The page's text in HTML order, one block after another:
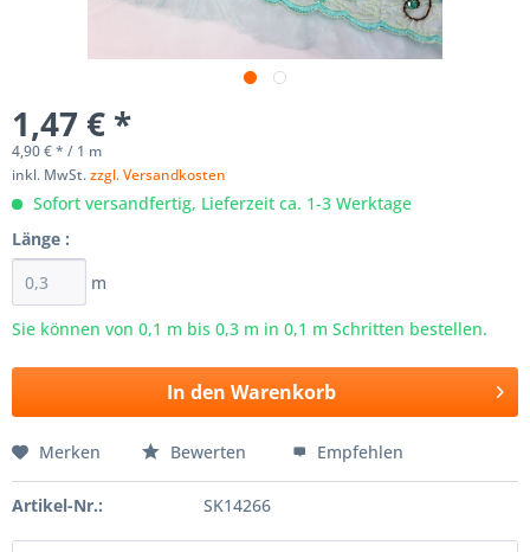
1,47 € *
4,90 € * / 1 m
inkl. MwSt.zzgl. Versandkosten
Sofort versandfertig, Lieferzeit ca. 1-3 Werktage
Länge :
m
Sie können von 0,1 m bis 0,3 m in 0,1 m Schritten bestellen.
In den Warenkorb
Merken Bewerten Empfehlen
Artikel-Nr.: SK14266